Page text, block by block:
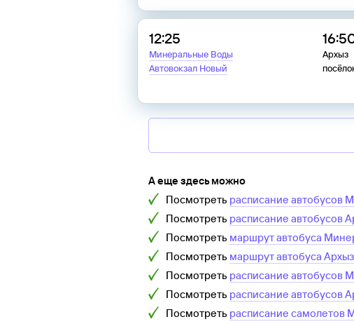
12:25
Минеральные Воды
Автовокзал Новый
Архыз
А еще здесь можно
Посмотреть расписание автобусов
Посмотреть расписание автобусов
Посмотреть маршрут автобуса
Посмотреть маршрут автобуса Архыз
Посмотреть расписание автобусов
Посмотреть расписание автобусов
Посмотреть расписание самолетов